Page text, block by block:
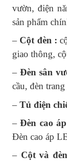
vườn, điện
sản phẩm
– Cột đèn :
giao thông,
– Đèn sân
cầu, đèn
– Tủ điện
– Đèn cao
Đèn cao áp
– Cột và